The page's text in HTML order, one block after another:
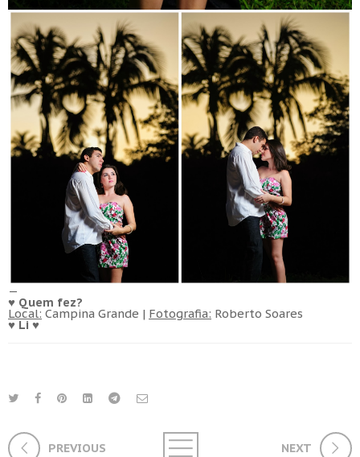
—
♥ Quem fez?
Local: Campina Grande | Fotografia: Roberto Soares
♥ Li ♥
PREVIOUS NEXT